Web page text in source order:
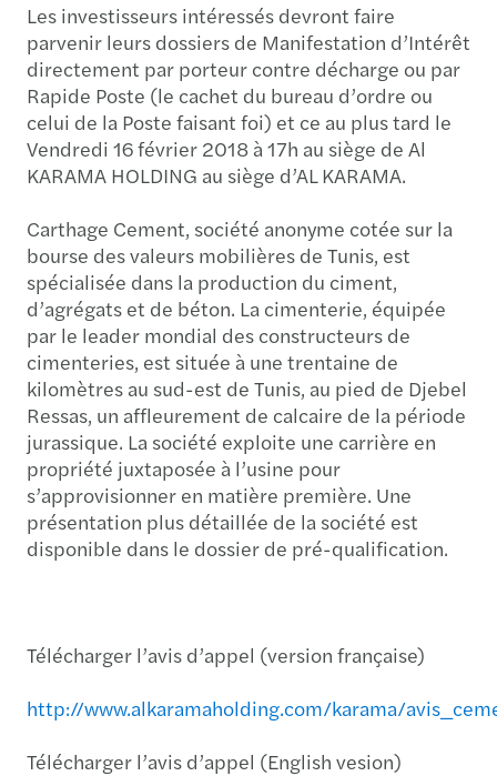
Les investisseurs intéressés devront faire
parvenir leurs dossiers de Manifestation d’Intérêt
directement par porteur contre décharge ou par
Rapide Poste (le cachet du bureau d’ordre ou
celui de la Poste faisant foi) et ce au plus tard le
Vendredi 16 février 2018 à 17h au siège de Al
KARAMA HOLDING au siège d’AL KARAMA.
Carthage Cement, société anonyme cotée sur la
bourse des valeurs mobilières de Tunis, est
spécialisée dans la production du ciment,
d’agrégats et de béton. La cimenterie, équipée
par le leader mondial des constructeurs de
cimenteries, est située à une trentaine de
kilomètres au sud-est de Tunis, au pied de Djebel
Ressas, un affleurement de calcaire de la période
jurassique. La société exploite une carrière en
propriété juxtaposée à l’usine pour
s’approvisionner en matière première. Une
présentation plus détaillée de la société est
disponible dans le dossier de pré-qualification.
Télécharger l’avis d’appel (version française)
http://www.alkaramaholding.com/karama/
Télécharger l’avis d’appel (English vesion)